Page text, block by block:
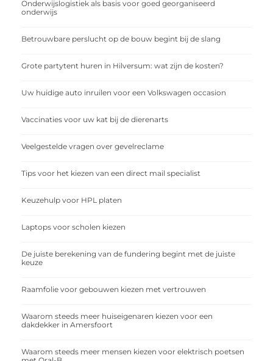
Onderwijslogistiek als basis voor goed georganiseerd
onderwijs
Betrouwbare perslucht op de bouw begint bij de slang
Grote partytent huren in Hilversum: wat zijn de kosten?
Uw huidige auto inruilen voor een Volkswagen occasion
Vaccinaties voor uw kat bij de dierenarts
Veelgestelde vragen over gevelreclame
Tips voor het kiezen van een direct mail specialist
Keuzehulp voor HPL platen
Laptops voor scholen kiezen
De juiste berekening van de fundering begint met de juiste
keuze
Raamfolie voor gebouwen kiezen met vertrouwen
Waarom steeds meer huiseigenaren kiezen voor een
dakdekker in Amersfoort
Waarom steeds meer mensen kiezen voor elektrisch poetsen